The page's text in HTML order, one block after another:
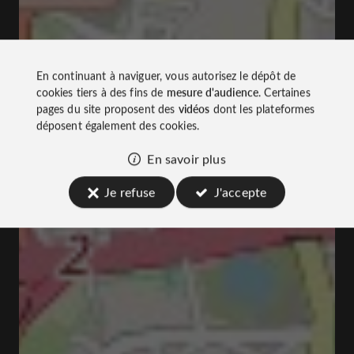
En continuant à naviguer, vous autorisez le dépôt de
cookies tiers à des fins de mesure d'audience. Certaines
pages du site proposent des vidéos dont les plateformes
déposent également des cookies.
En savoir plus
Je refuse
J'accepte